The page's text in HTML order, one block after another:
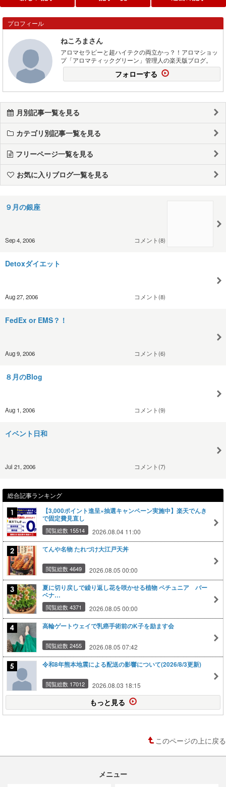
プロフィール
ねころまさん
アロマセラピーと超ハイテクの両立かっ？！アロマショッ
プ「アロマティックグリーン」管理人の楽天版ブログ。
フォローする
月別記事一覧を見る
カテゴリ別記事一覧を見る
フリーページ一覧を見る
お気に入りブログ一覧を見る
９月の銀座
Sep 4, 2006 コメント(8)
Detoxダイエット
Aug 27, 2006 コメント(8)
FedEx or EMS？！
Aug 9, 2006 コメント(6)
８月のBlog
Aug 1, 2006 コメント(9)
イベント日和
Jul 21, 2006 コメント(7)
総合記事ランキング
【3,000ポイント進呈×抽選キャンペーン実施中】楽天でんき
で固定費見直し
閲覧総数 15514 2026.08.04 11:00
てんや名物 たれづけ大江戸天丼
閲覧総数 4649 2026.08.05 00:00
夏に切り戻しで繰り返し花を咲かせる植物 ペチュニア バー
ベナ…
閲覧総数 4371 2026.08.05 00:00
高輪ゲートウェイで乳癌手術前のK子を励ます会
閲覧総数 2455 2026.08.05 07:42
令和8年熊本地震による配送の影響について(2026/8/3更新)
閲覧総数 17012 2026.08.03 18:15
もっと見る
このページの上に戻る
メニュー